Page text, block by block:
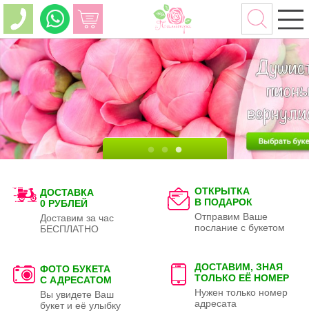
ДОСТАВКА
0 РУБЛЕЙ
Доставим за час
БЕСПЛАТНО
ОТКРЫТКА
В ПОДАРОК
Отправим Ваше
послание с букетом
ФОТО БУКЕТА
С АДРЕСАТОМ
Вы увидете Ваш
букет и её улыбку
ДОСТАВИМ, ЗНАЯ
ТОЛЬКО ЕЁ НОМЕР
Нужен только номер
адресата